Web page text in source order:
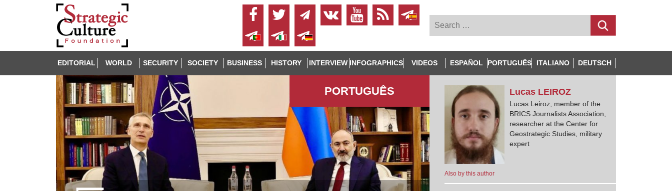
EDITORIAL WORLD SECURITY SOCIETY BUSINESS HISTORY INTERVIEW INFOGRAPHICS VIDEOS ESPAÑOL PORTUGUÊS ITALIANO DEUTSCH
PORTUGUÊS
Also by this author
Lucas LEIROZ
Lucas Leiroz, member of the
BRICS Journalists Association,
researcher at the Center for
Geostrategic Studies, military
expert